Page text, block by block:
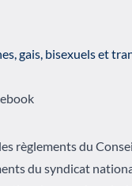
gais, bisexuels et
règlements du
du syndicat